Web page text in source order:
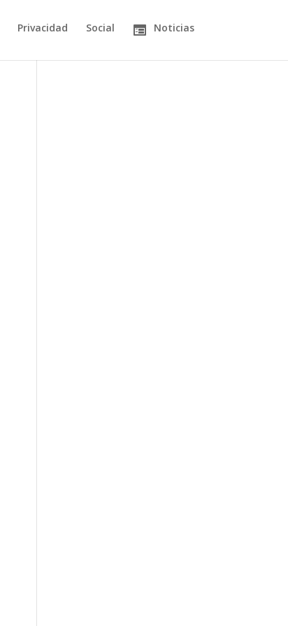
Privacidad Social Noticias